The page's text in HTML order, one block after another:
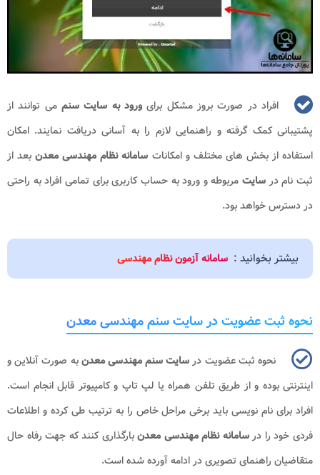
افراد در صورت بروز مشکل برای ورود به سایت سنم می توانند از
پشتیبانی کمک گرفته و راهنمایی لازم را به آسانی دریافت نمایند. امکان
استفاده از بخش های مختلف و امکانات سامانه نظام مهندسی معدنبعد از
ثبت نام در سایت مربوطه و ورود به حساب کاربری برای تمامی افراد به راحتی
در دسترس خواهد بود.
بیشتر بخوانید : سامانه آزمون نظام مهندسی
نحوه ثبت عضویت در سایت سنم مهندسی معدن
نحوه ثبت عضویت درسایت سنم مهندسی معدنبه صورت آنلاین و
اینترنتی بوده و از طریق تلفن همراه یا لپ تاپ و کامپیوتر قابل انجام است.
افراد برای نام نویسی باید برخی مراحل خاص را به ترتیب طی کرده و اطلاعات
فردی خود را درسامانه نظام مهندسی معدنبارگذاری کنند که جهت رفاه حال
متقاضیان راهنمای تصویری در ادامه آورده شده است.